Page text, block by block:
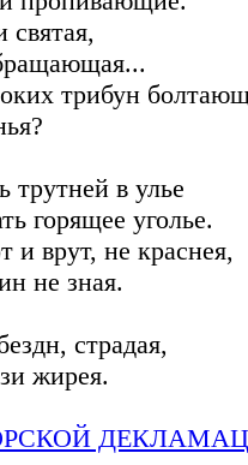
святая,
трибун
трутней в улье
горящее уголье.
и врут, не краснея,
не зная.
страдая,
жирея.